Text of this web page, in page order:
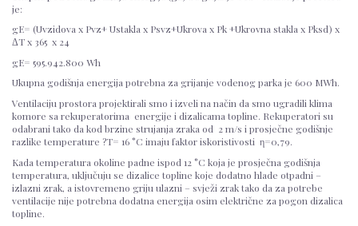
je:
gE= (Uvzidova x Pvz+ Ustakla x Psvz+Ukrova x Pk +Ukrovna stakla x Pksd) x
ΔT x 365 x 24
gE= 595.942.800 Wh
Ukupna godišnja energija potrebna za grijanje vodenog parka je 600 MWh.
Ventilaciju prostora projektirali smo i izveli na način da smo ugradili klima
komore sa rekuperatorima energije i dizalicama topline. Rekuperatori su
odabrani tako da kod brzine strujanja zraka od 2 m/s i prosječne godišnje
razlike temperature ?T= 16 °C imaju faktor iskoristivosti η=0,79.
Kada temperatura okoline padne ispod 12 °C koja je prosječna godišnja
temperatura, uključuju se dizalice topline koje dodatno hlade otpadni –
izlazni zrak, a istovremeno griju ulazni – svježi zrak tako da za potrebe
ventilacije nije potrebna dodatna energija osim električne za pogon dizalica
topline.